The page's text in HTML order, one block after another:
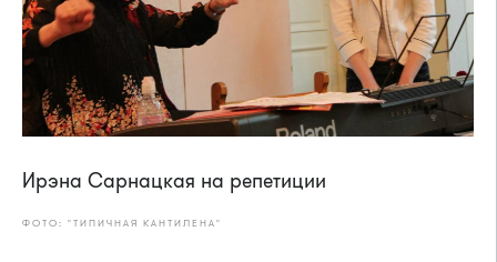
Ирэна Сарнацкая на репетиции
ФОТО: "ТИПИЧНАЯ КАНТИЛЕНА"